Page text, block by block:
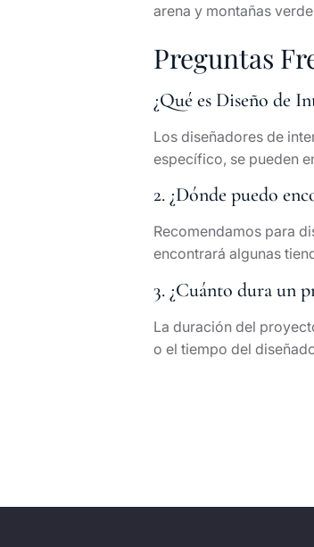
arena y montañas
Preguntas
¿Qué es Diseño de
Los diseñadores de
específico, se pueden
2. ¿Dónde puedo
Recomendamos para
encontrará algunas
3. ¿Cuánto dura un
La duración del
o el tiempo del